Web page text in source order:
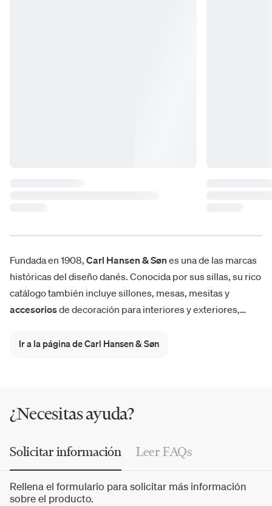
Fundada en 1908, Carl Hansen & Søn es una de las marcas
históricas del diseño danés. Conocida por sus sillas, su rico
catálogo también incluye sillones, mesas, mesitas y
accesoriosde decoración para interiores y exteriores,
destacan las creaciones del diseñador Hans J. Wegner que
Ir a la página de Carl Hansen & Søn
¿Necesitas ayuda?
Solicitar información Leer FAQs
Rellena el formulario para solicitar más información
sobre el producto.